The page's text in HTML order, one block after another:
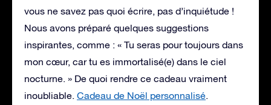
vous ne savez pas quoi écrire, pas d’inquiétude !
Nous avons préparé quelques suggestions
inspirantes, comme : « Tu seras pour toujours dans
mon cœur, car tu es immortalisé(e) dans le ciel
nocturne. » De quoi rendre ce cadeau vraiment
inoubliable. Cadeau de Noël personnalisé.